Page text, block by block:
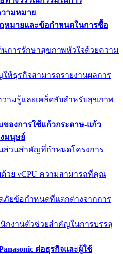
วามหมาย
หมายและข้อกำหนดในการซื้อ
นการรักษาสุขภาพหัวใจด้วยความ
ให้ธุรกิจสามารถรายงานผลการ
ามรู้และเคล็ดลับสำหรับสุขภาพ
ของการใช้แก้วกระดาษ-แก้ว
มนุษย์
ส่วนสำคัญที่กำหนดโครงการ
วย vCPU ความสามารถที่คุณ
ยข้อกำหนดที่แตกต่างจากการ
กงานตัวช่วยสำคัญในการบรรลุ
ต่อธุรกิจและผู้ใช้